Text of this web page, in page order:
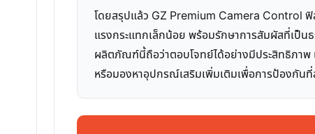
โดยสรุปแล้ว GZ Premium Camera Control
แรงกระแทกเล็กน้อย พร้อมรักษาการสัมผัสที่เป็
ผลิตภัณฑ์นี้ถือว่าตอบโจทย์ได้อย่างมีประสิทธิภา
หรือมองหาอุปกรณ์เสริมเพิ่มเติมเพื่อการป้องกั